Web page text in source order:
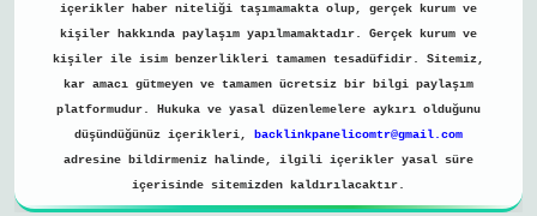
içerikler haber niteliği taşımamakta olup, gerçek kurum ve
kişiler hakkında paylaşım yapılmamaktadır. Gerçek kurum ve
kişiler ile isim benzerlikleri tamamen tesadüfidir. Sitemiz,
kar amacı gütmeyen ve tamamen ücretsiz bir bilgi paylaşım
platformudur. Hukuka ve yasal düzenlemelere aykırı olduğunu
düşündüğünüz içerikleri,
backlinkpanelicomtr@gmail.com
adresine bildirmeniz halinde, ilgili içerikler yasal süre
içerisinde sitemizden kaldırılacaktır.